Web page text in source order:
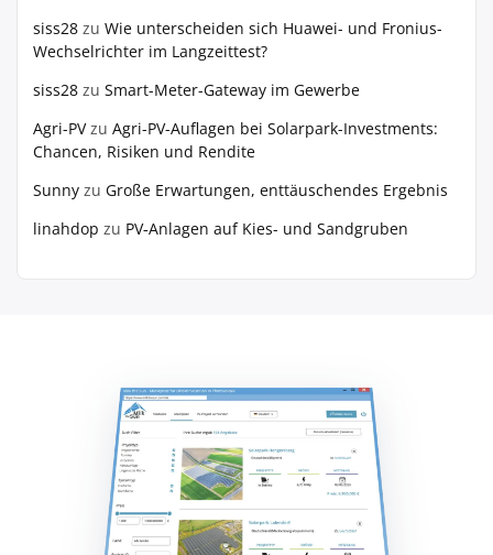
siss28 zu Wie unterscheiden sich Huawei- und Fronius-
Wechselrichter im Langzeittest?
siss28 zu Smart-Meter-Gateway im Gewerbe
Agri-PVzu Agri-PV-Auflagen bei Solarpark-Investments:
Chancen, Risiken und Rendite
Sunny zu Große Erwartungen, enttäuschendes Ergebnis
linahdop zu PV‑Anlagen auf Kies- und Sandgruben